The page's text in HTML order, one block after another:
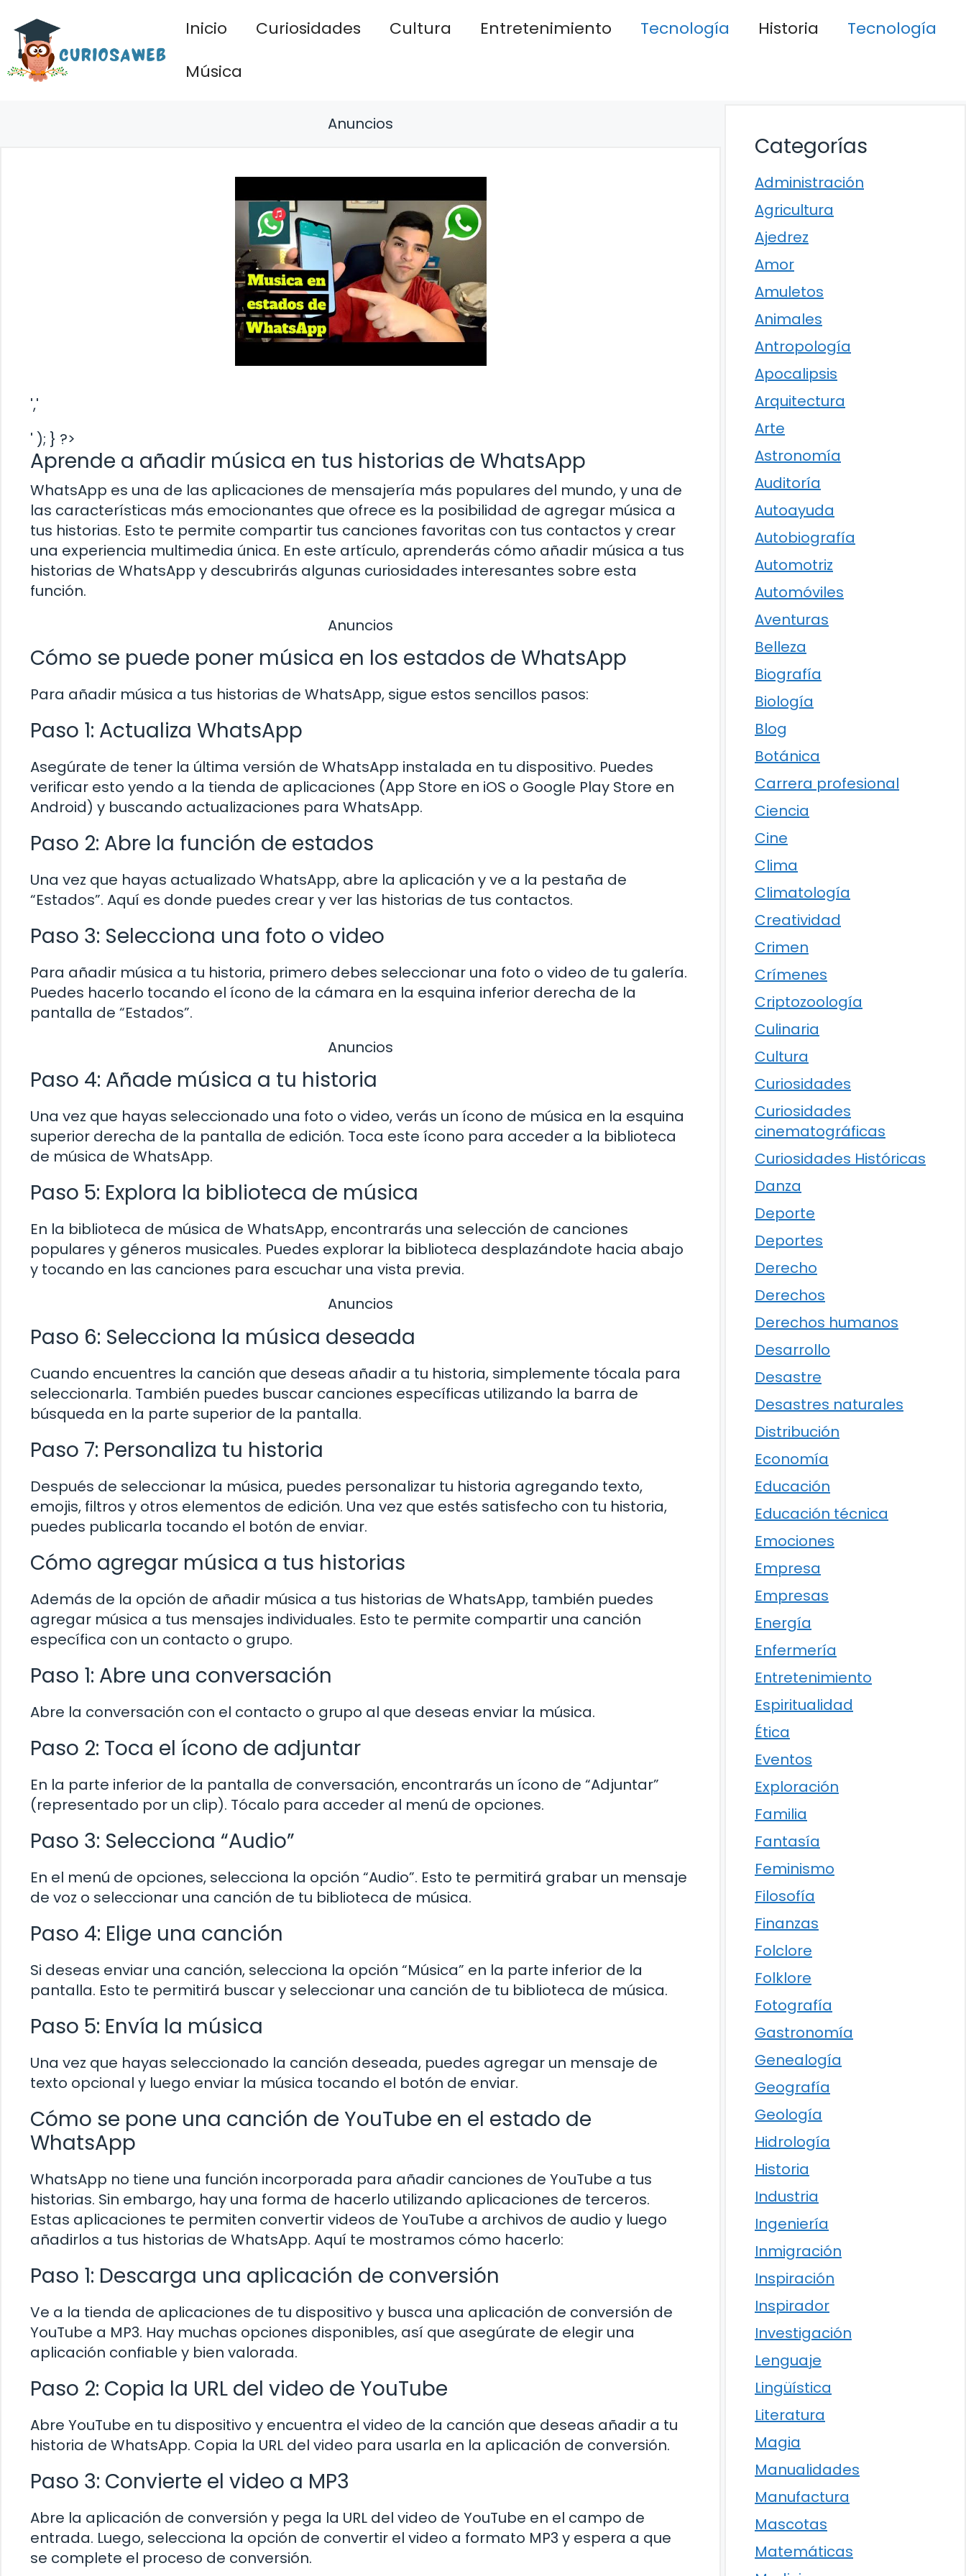
contenido
Inicio Curiosidades Cultura Entretenimiento Tecnología Historia
Tecnología
Música
Anuncios
','
' ); } ?>
Aprende a añadir música en tus historias de WhatsApp
WhatsApp es una de las aplicaciones de mensajería más populares del mundo, y una de
las características más emocionantes que ofrece es la posibilidad de agregar música a
tus historias. Esto te permite compartir tus canciones favoritas con tus contactos y crear
una experiencia multimedia única. En este artículo, aprenderás cómo añadir música a tus
historias de WhatsApp y descubrirás algunas curiosidades interesantes sobre esta
función.
Anuncios
Cómo se puede poner música en los estados de WhatsApp
Para añadir música a tus historias de WhatsApp, sigue estos sencillos pasos:
Paso 1: Actualiza WhatsApp
Asegúrate de tener la última versión de WhatsApp instalada en tu dispositivo. Puedes
verificar esto yendo a la tienda de aplicaciones (App Store en iOS o Google Play Store en
Android) y buscando actualizaciones para WhatsApp.
Paso 2: Abre la función de estados
Una vez que hayas actualizado WhatsApp, abre la aplicación y ve a la pestaña de
“Estados”. Aquí es donde puedes crear y ver las historias de tus contactos.
Paso 3: Selecciona una foto o video
Para añadir música a tu historia, primero debes seleccionar una foto o video de tu galería.
Puedes hacerlo tocando el ícono de la cámara en la esquina inferior derecha de la
pantalla de “Estados”.
Anuncios
Paso 4: Añade música a tu historia
Una vez que hayas seleccionado una foto o video, verás un ícono de música en la esquina
superior derecha de la pantalla de edición. Toca este ícono para acceder a la biblioteca
de música de WhatsApp.
Paso 5: Explora la biblioteca de música
En la biblioteca de música de WhatsApp, encontrarás una selección de canciones
populares y géneros musicales. Puedes explorar la biblioteca desplazándote hacia abajo
y tocando en las canciones para escuchar una vista previa.
Anuncios
Paso 6: Selecciona la música deseada
Cuando encuentres la canción que deseas añadir a tu historia, simplemente tócala para
seleccionarla. También puedes buscar canciones específicas utilizando la barra de
búsqueda en la parte superior de la pantalla.
Paso 7: Personaliza tu historia
Después de seleccionar la música, puedes personalizar tu historia agregando texto,
emojis, filtros y otros elementos de edición. Una vez que estés satisfecho con tu historia,
puedes publicarla tocando el botón de enviar.
Cómo agregar música a tus historias
Además de la opción de añadir música a tus historias de WhatsApp, también puedes
agregar música a tus mensajes individuales. Esto te permite compartir una canción
específica con un contacto o grupo.
Paso 1: Abre una conversación
Abre la conversación con el contacto o grupo al que deseas enviar la música.
Paso 2: Toca el ícono de adjuntar
En la parte inferior de la pantalla de conversación, encontrarás un ícono de “Adjuntar”
(representado por un clip). Tócalo para acceder al menú de opciones.
Paso 3: Selecciona “Audio”
En el menú de opciones, selecciona la opción “Audio”. Esto te permitirá grabar un mensaje
de voz o seleccionar una canción de tu biblioteca de música.
Paso 4: Elige una canción
Si deseas enviar una canción, selecciona la opción “Música” en la parte inferior de la
pantalla. Esto te permitirá buscar y seleccionar una canción de tu biblioteca de música.
Paso 5: Envía la música
Una vez que hayas seleccionado la canción deseada, puedes agregar un mensaje de
texto opcional y luego enviar la música tocando el botón de enviar.
Cómo se pone una canción de YouTube en el estado de
WhatsApp
WhatsApp no tiene una función incorporada para añadir canciones de YouTube a tus
historias. Sin embargo, hay una forma de hacerlo utilizando aplicaciones de terceros.
Estas aplicaciones te permiten convertir videos de YouTube a archivos de audio y luego
añadirlos a tus historias de WhatsApp. Aquí te mostramos cómo hacerlo:
Paso 1: Descarga una aplicación de conversión
Ve a la tienda de aplicaciones de tu dispositivo y busca una aplicación de conversión de
YouTube a MP3. Hay muchas opciones disponibles, así que asegúrate de elegir una
aplicación confiable y bien valorada.
Paso 2: Copia la URL del video de YouTube
Abre YouTube en tu dispositivo y encuentra el video de la canción que deseas añadir a tu
historia de WhatsApp. Copia la URL del video para usarla en la aplicación de conversión.
Paso 3: Convierte el video a MP3
Abre la aplicación de conversión y pega la URL del video de YouTube en el campo de
entrada. Luego, selecciona la opción de convertir el video a formato MP3 y espera a que
se complete el proceso de conversión.
Categorías
Administración
Agricultura
Ajedrez
Amor
Amuletos
Animales
Antropología
Apocalipsis
Arquitectura
Arte
Astronomía
Auditoría
Autoayuda
Autobiografía
Automotriz
Automóviles
Aventuras
Belleza
Biografía
Biología
Blog
Botánica
Carrera profesional
Ciencia
Cine
Clima
Climatología
Creatividad
Crimen
Crímenes
Criptozoología
Culinaria
Cultura
Curiosidades
Curiosidades
cinematográficas
Curiosidades Históricas
Danza
Deporte
Deportes
Derecho
Derechos
Derechos humanos
Desarrollo
Desastre
Desastres naturales
Distribución
Economía
Educación
Educación técnica
Emociones
Empresa
Empresas
Energía
Enfermería
Entretenimiento
Espiritualidad
Ética
Eventos
Exploración
Familia
Fantasía
Feminismo
Filosofía
Finanzas
Folclore
Folklore
Fotografía
Gastronomía
Genealogía
Geografía
Geología
Hidrología
Historia
Industria
Ingeniería
Inmigración
Inspiración
Inspirador
Investigación
Lenguaje
Lingüística
Literatura
Magia
Manualidades
Manufactura
Mascotas
Matemáticas